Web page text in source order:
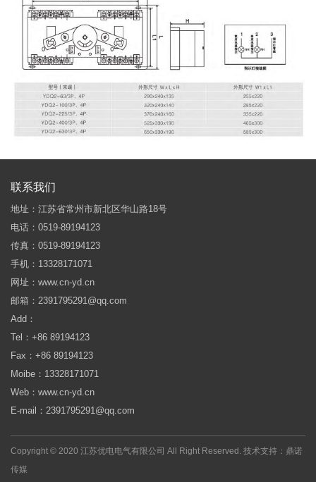
联系我们
地址：江苏省常州市新北区华山路18号
电话：0519-89194123
传真：0519-89194123
手机：13328171071
网址：www.cn-yd.cn
邮箱：2391795291@qq.com
Add：
Tel：+86 89194123
Fax：+86 89194123
Moibe：13328171071
Web：www.cn-yd.cn
E-mail：2391795291@qq.com
Copyright © 2020 江苏优电电气有限公司 All Right Reserved. 技术支持：鼎诺
传媒